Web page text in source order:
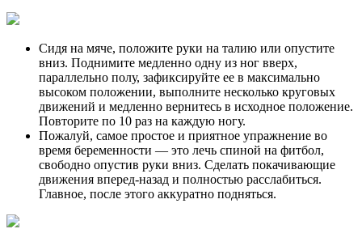
Сидя на мяче, положите руки на талию или опустите
вниз. Поднимите медленно одну из ног вверх,
параллельно полу, зафиксируйте ее в максимально
высоком положении, выполните несколько круговых
движений и медленно вернитесь в исходное положение.
Повторите по 10 раз на каждую ногу.
Пожалуй, самое простое и приятное упражнение во
время беременности — это лечь спиной на фитбол,
свободно опустив руки вниз. Сделать покачивающие
движения вперед-назад и полностью расслабиться.
Главное, после этого аккуратно подняться.